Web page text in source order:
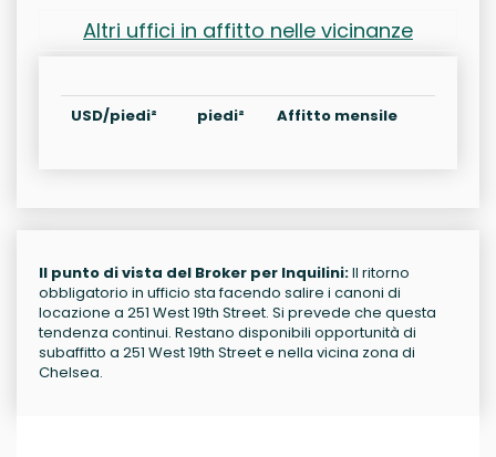
Altri uffici in affitto nelle vicinanze
USD/piedi² piedi² Affitto mensile
Il punto di vista del Broker per Inquilini:Il ritorno
obbligatorio in ufficio sta facendo salire i canoni di
locazione a 251 West 19th Street. Si prevede che questa
tendenza continui. Restano disponibili opportunità di
subaffitto a 251 West 19th Street e nella vicina zona di
Chelsea.